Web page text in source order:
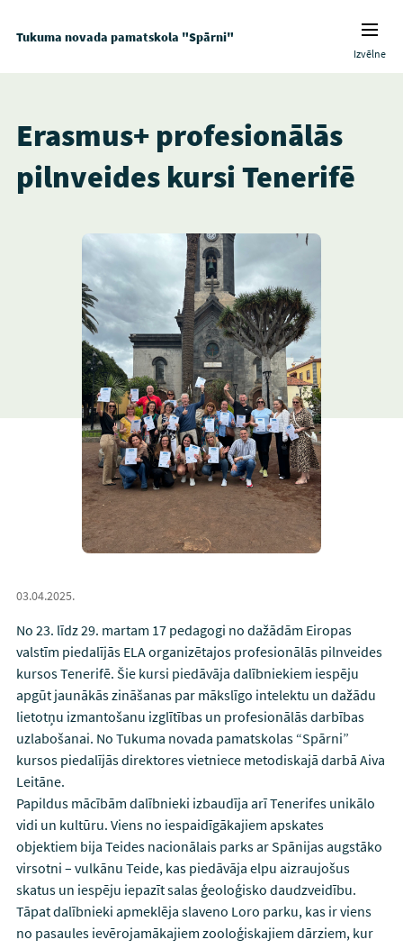
Tukuma novada pamatskola "Spārni"
Izvēlne
Erasmus+ profesionālās
pilnveides kursi Tenerifē
03.04.2025.
No 23. līdz 29. martam 17 pedagogi no dažādām Eiropas
valstīm piedalījās ELA organizētajos profesionālās pilnveides
kursos Tenerifē. Šie kursi piedāvāja dalībniekiem iespēju
apgūt jaunākās zināšanas par mākslīgo intelektu un dažādu
lietotņu izmantošanu izglītības un profesionālās darbības
uzlabošanai. No Tukuma novada pamatskolas “Spārni”
kursos piedalījās direktores vietniece metodiskajā darbā Aiva
Leitāne.
Papildus mācībām dalībnieki izbaudīja arī Tenerifes unikālo
vidi un kultūru. Viens no iespaidīgākajiem apskates
objektiem bija Teides nacionālais parks ar Spānijas augstāko
virsotni – vulkānu Teide, kas piedāvāja elpu aizraujošus
skatus un iespēju iepazīt salas ģeoloģisko daudzveidību.
Tāpat dalībnieki apmeklēja slaveno Loro parku, kas ir viens
no pasaules ievērojamākajiem zooloģiskajiem dārziem, kur